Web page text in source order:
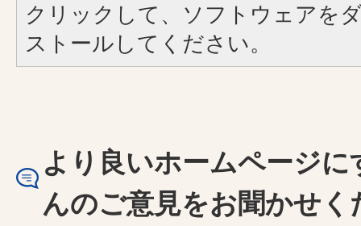
クリックして、ソフトウェアを
ストールしてください。
より良いホームページ
んのご意見をお聞かせく